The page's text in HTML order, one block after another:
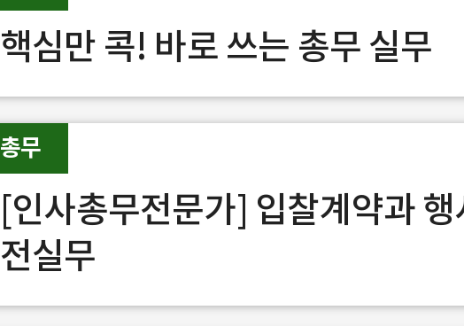
핵심만 콕! 바로 쓰는 총무 실무
[인사총무전문가] 입찰계약과
전실무
총무